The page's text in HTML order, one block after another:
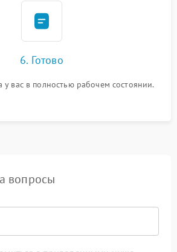
6. Готово
у вас в полностью рабочем состоянии.
вопросы